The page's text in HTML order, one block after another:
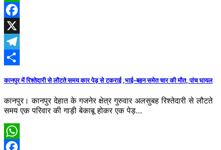
WhatsApp
Facebook
X
Telegram
कानपुर में रिश्तेदारी से लौटते समय कार पेड़ से टकराई ,भाई-बहन समेत चार की मौत, पांच घायल
कानपुर। कानपुर देहात के गजनेर क्षेत्र गुरुवार अलसुबह रिश्तेदारी से लौटते
समय एक परिवार की गाड़ी बेकाबू होकर एक पेड़…
WhatsApp